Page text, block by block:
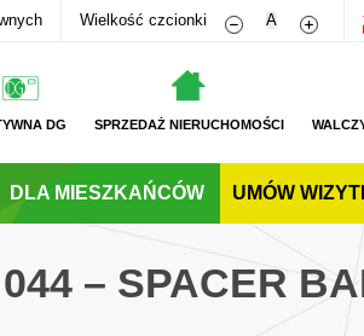
Wielkość czcionki Zmniejsz
A
DG SPRZEDAŻ NIERUCHOMOŚCI
DLA MIESZKAŃCÓW UMÓW
044 – SPACER